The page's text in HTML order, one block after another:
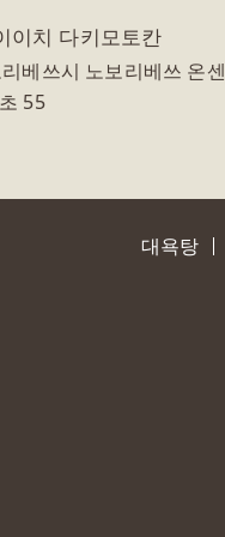
이치 다키모토칸
베쓰시 노보리베쓰 온센
초 55
대욕탕